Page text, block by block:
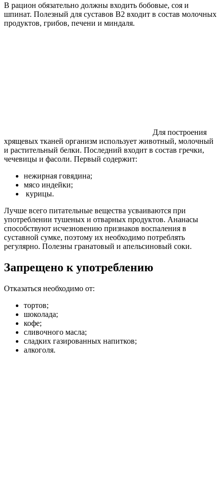
В рацион обязательно должны входить бобовые, соя и
шпинат. Полезный для суставов В2 входит в состав молочных
продуктов, грибов, печени и миндаля.
Для построения
хрящевых тканей организм использует животный, молочный
и растительный белки. Последний входит в состав гречки,
чечевицы и фасоли. Первый содержит:
нежирная говядина;
мясо индейки;
курицы.
Лучше всего питательные вещества усваиваются при
употреблении тушеных и отварных продуктов. Ананасы
способствуют исчезновению признаков воспаления в
суставной сумке, поэтому их необходимо потреблять
регулярно. Полезны гранатовый и апельсиновый соки.
Запрещено к употреблению
Отказаться необходимо от:
тортов;
шоколада;
кофе;
сливочного масла;
сладких газированных напитков;
алкоголя.